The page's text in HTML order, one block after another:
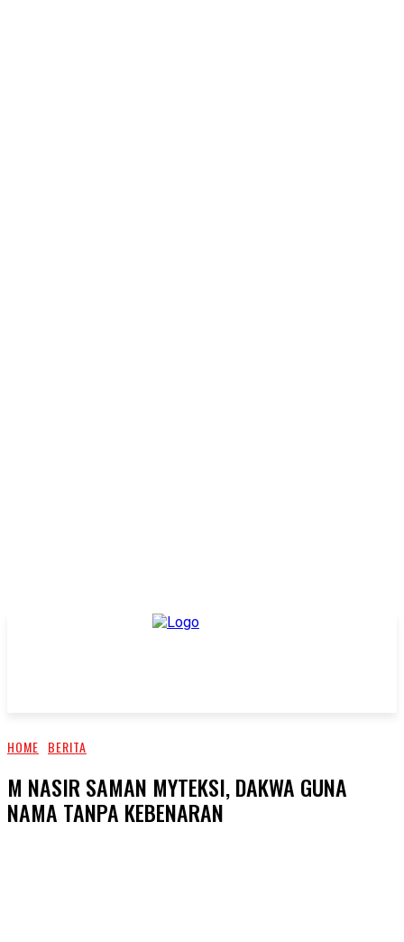
HOME BERITA
M NASIR SAMAN MYTEKSI, DAKWA GUNA
NAMA TANPA KEBENARAN